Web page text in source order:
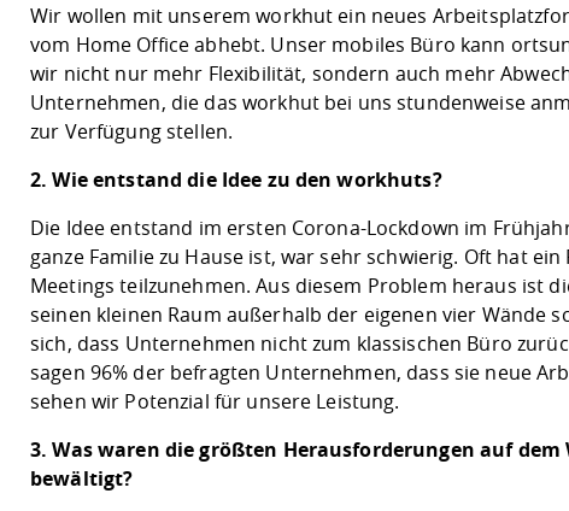
Wir wollen mit unserem workhut ein neues
vom Home Office abhebt. Unser mobiles Büro kann
wir nicht nur mehr Flexibilität, sondern auch mehr
Unternehmen, die das workhut bei uns stundenweise
zur Verfügung stellen.
2. Wie entstand die Idee zu den workhuts?
Die Idee entstand im ersten Corona-Lockdown im
ganze Familie zu Hause ist, war sehr schwierig. Oft hat
Meetings teilzunehmen. Aus diesem Problem heraus ist
seinen kleinen Raum außerhalb der eigenen vier Wände
sich, dass Unternehmen nicht zum klassischen Büro
sagen 96% der befragten Unternehmen, dass sie neue
sehen wir Potenzial für unsere Leistung.
3. Was waren die größten Herausforderungen auf
bewältigt?